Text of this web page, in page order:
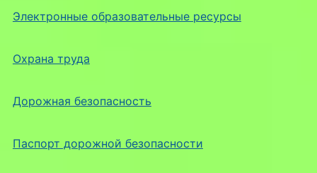
Электронные образовательные ресурсы
Охрана труда
Дорожная безопасность
Паспорт дорожной безопасности